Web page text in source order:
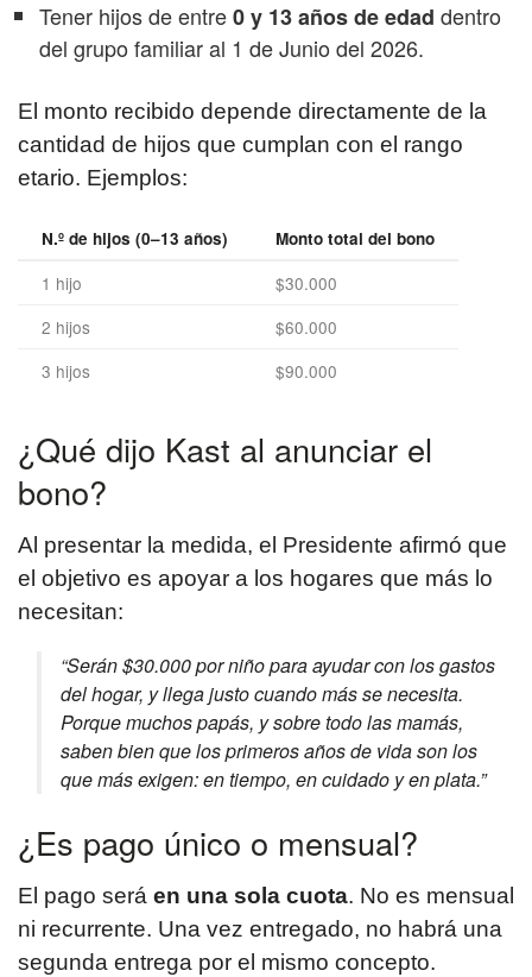
Tener hijos de entre0 y 13 años de edad dentro
del grupo familiar al 1 de Junio del 2026.
El monto recibido depende directamente de la
cantidad de hijos que cumplan con el rango
etario. Ejemplos:
N.º de hijos (0–13 años) Monto total del bono
1 hijo
$30.000
2 hijos
$60.000
3 hijos
$90.000
¿Qué dijo Kast al anunciar el
bono?
Al presentar la medida, el Presidente afirmó que
el objetivo es apoyar a los hogares que más lo
necesitan:
“Serán $30.000 por niño para ayudar con los gastos
del hogar, y llega justo cuando más se necesita.
Porque muchos papás, y sobre todo las mamás,
saben bien que los primeros años de vida son los
que más exigen: en tiempo, en cuidado y en plata.”
¿Es pago único o mensual?
El pago será en una sola cuota. No es mensual
ni recurrente. Una vez entregado, no habrá una
segunda entrega por el mismo concepto.